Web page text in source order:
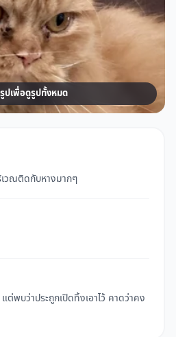
ปเพื่อดูรูปทั้งหมด
เวณติดกับหางมากๆ
พบว่าประถูกเปิดทิ้งเอาไว้ คาดว่าคง